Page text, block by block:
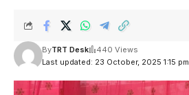
Last updated: 23 October, 2025 1:15 pm
ByTRT Desk 440 Views